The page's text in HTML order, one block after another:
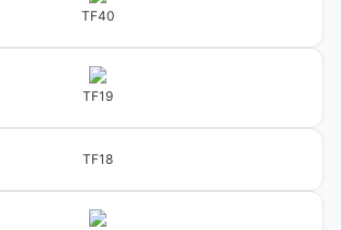
TF40
TF19
TF18